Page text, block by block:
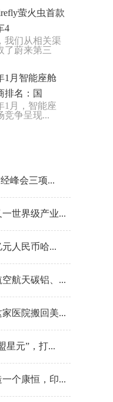
萤火虫首款
4
我们从相关渠
了蔚来第三
1月智能座舱
排名：国
1月，智能座
竞争呈现...
峰会三项...
世界级产业...
人民币哈...
航天碳铝、...
医院搬回美...
星元”，打...
个康恒，印...